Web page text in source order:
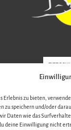
Erlebnis zu bieten,
zu speichern und/oder
Daten wie das
deine Einwilligung nicht